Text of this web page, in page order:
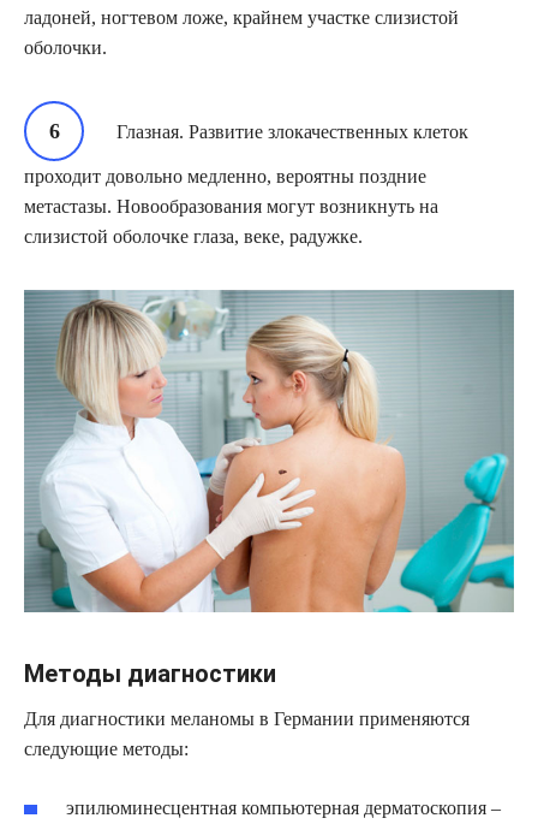
ладоней, ногтевом ложе, крайнем участке слизистой
оболочки.
Глазная. Развитие злокачественных клеток
проходит довольно медленно, вероятны поздние
метастазы. Новообразования могут возникнуть на
слизистой оболочке глаза, веке, радужке.
Методы диагностики
Для диагностики меланомы в Германии применяются
следующие методы:
эпилюминесцентная компьютерная дерматоскопия –